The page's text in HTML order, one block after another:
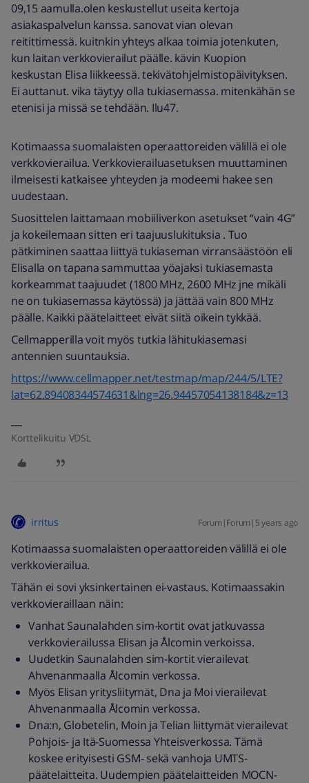
09,15 aamulla.olen keskustellut useita kertoja
asiakaspalvelun kanssa. sanovat vian olevan
reitittimessä. kuitnkin yhteys alkaa toimia jotenkuten,
kun laitan verkkovierailut päälle. kävin Kuopion
keskustan Elisa liikkeessä. tekivätohjelmistopäivityksen.
Ei auttanut. vika täytyy olla tukiasemassa. mitenkähän se
etenisi ja missä se tehdään. Ilu47.
Kotimaassa suomalaisten operaattoreiden välillä ei ole
verkkovierailua. Verkkovierailuasetuksen muuttaminen
ilmeisesti katkaisee yhteyden ja modeemi hakee sen
uudestaan.
Suosittelen laittamaan mobiiliverkon asetukset “vain 4G”
ja kokeilemaan sitten eri taajuuslukituksia . Tuo
pätkiminen saattaa liittyä tukiaseman virransäästöön eli
Elisalla on tapana sammuttaa yöajaksi tukiasemasta
korkeammat taajuudet (1800 MHz, 2600 MHz jne mikäli
ne on tukiasemassa käytössä) ja jättää vain 800 MHz
päälle. Kaikki päätelaitteet eivät siitä oikein tykkää.
Cellmapperilla voit myös tutkia lähitukiasemasi
antennien suuntauksia.
https://www.cellmapper.net/testmap/map/244/5/LTE?
lat=62.89408344574631&lng=26.94457054138184&z=13
Korttelikuitu VDSL
irritus Forum|Forum|5 years ago
Kotimaassa suomalaisten operaattoreiden välillä ei ole
verkkovierailua.
Tähän ei sovi yksinkertainen ei-vastaus. Kotimaassakin
verkkovieraillaan näin:
Vanhat Saunalahden sim-kortit ovat jatkuvassa
verkkovierailussa Elisan ja Ålcomin verkoissa.
Uudetkin Saunalahden sim-kortit vierailevat
Ahvenanmaalla Ålcomin verkossa.
Myös Elisan yritysliitymät, Dna ja Moi vierailevat
Ahvenanmaalla Ålcomin verkossa.
Dna:n, Globetelin, Moin ja Telian liittymät vierailevat
Pohjois- ja Itä-Suomessa Yhteisverkossa. Tämä
koskee erityisesti GSM- sekä vanhoja UMTS-
päätelaitteita. Uudempien päätelaitteiden MOCN-